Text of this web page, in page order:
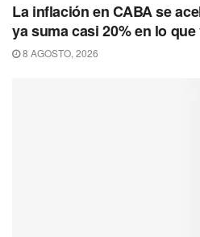
La inflación en CABA se
ya suma casi 20% en lo
8 AGOSTO, 2026